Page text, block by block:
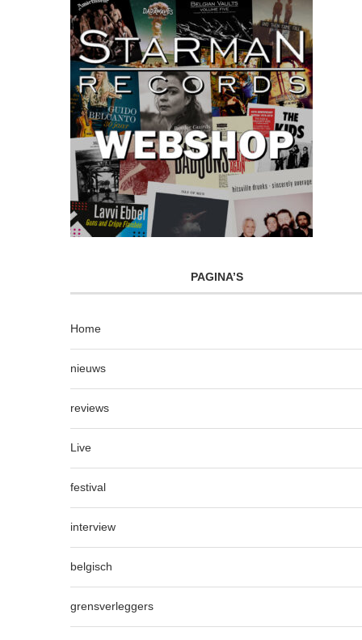
PAGINA’S
Home
nieuws
reviews
Live
festival
interview
belgisch
grensverleggers